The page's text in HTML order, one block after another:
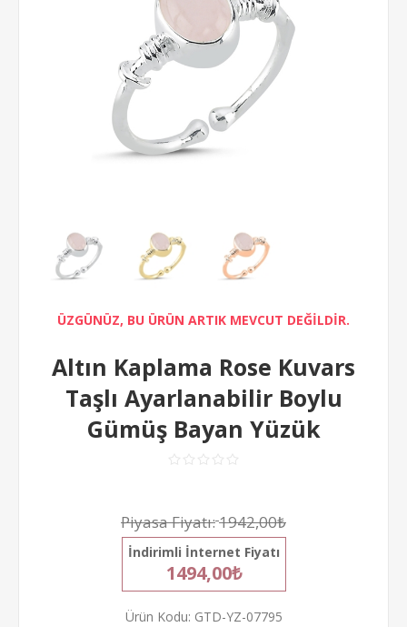
ÜZGÜNÜZ, BU ÜRÜN ARTIK MEVCUT DEĞİLDİR.
Altın Kaplama Rose Kuvars
Taşlı Ayarlanabilir Boylu
Gümüş Bayan Yüzük
Piyasa Fiyatı:1942,00₺
İndirimli İnternet Fiyatı
1494,00₺
Ürün Kodu: GTD-YZ-07795